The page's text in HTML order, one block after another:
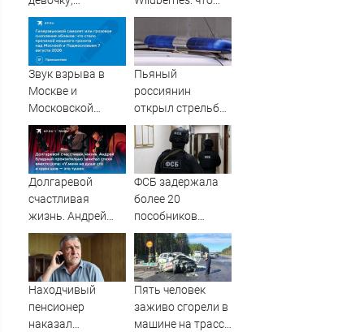
ворвавшись в
квартиру
известно об
очередном ударе
по логистическим
центрам
Звук взрыва в
Москве и
Московской
области 7 августа
2026 года:
Причины,
источник, откуда
Пьяный
россиянин
открыл стрельбу
по скорой
помощи и
полицейским
Долгаревой
счастливая
жизнь. Андрей
Бледный
пронзительно
зачитал стихи
вместо рэпа: «У
ФСБ задержала
более 20
пособников
украинских кол-
центров за
кибермошенничество
Находчивый
пенсионер
наказал
Пять человек
заживо сгорели в
машине на трассе